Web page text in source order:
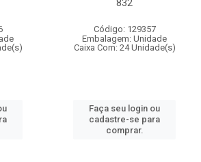
832
Código: 129357
Embalagem: Unidade
Caixa Com: 24 Unidade(s)
Faça seu login ou
cadastre-se para
comprar.